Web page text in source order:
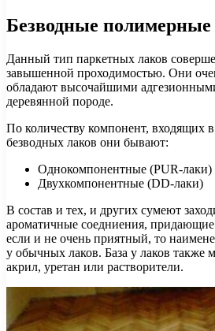
Безводные полимерные
Данный тип паркетных лаков
завышенной проходимостью. Они
обладают высочайшими
деревянной породе.
По количеству компонент, входящих
безводных лаков они бывают:
Однокомпонентные (PUR-лаки)
Двухкомпонентные (DD-лаки)
В состав и тех, и других сумеют
ароматичные соедниения, придающие
если и не очень приятный, то
у обычных лаков. База у лаков также
акрил, уретан или растворители.